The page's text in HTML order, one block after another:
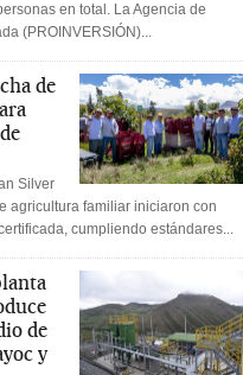
en total. La Agencia de
(PROINVERSIÓN)...
de
Silver
agricultura familiar iniciaron con
cumpliendo estándares...
de
y